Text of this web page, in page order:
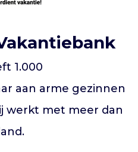
1.000
aan arme gezinnen
werkt met meer dan